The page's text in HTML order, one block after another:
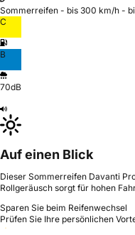
Sommerreifen - bis 300 km/h -
C
B
70dB
Auf einen Blick
Dieser Sommerreifen Davanti
Rollgeräusch sorgt für hohen
Sparen Sie beim Reifenwechsel
Prüfen Sie Ihre persönlichen